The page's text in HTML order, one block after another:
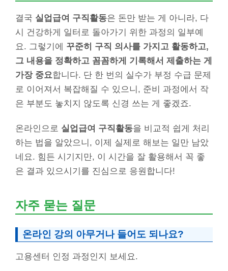
결국 실업급여 구직활동은 돈만 받는 게 아니라, 다
시 건강하게 일터로 돌아가기 위한 과정의 일부예
요. 그렇기에 꾸준히 구직 의사를 가지고 활동하고,
그 내용을 정확하고 꼼꼼하게 기록해서 제출하는 게
가장 중요합니다. 단 한 번의 실수가 부정 수급 문제
로 이어져서 복잡해질 수 있으니, 준비 과정에서 작
은 부분도 놓치지 않도록 신경 쓰는 게 좋겠죠.
온라인으로 실업급여 구직활동을 비교적 쉽게 처리
하는 법을 알았으니, 이제 실제로 해보는 일만 남았
네요. 힘든 시기지만, 이 시간을 잘 활용해서 꼭 좋
은 결과 있으시기를 진심으로 응원합니다!
자주 묻는 질문
온라인 강의 아무거나 들어도 되나요?
고용센터 인정 과정인지 보세요.